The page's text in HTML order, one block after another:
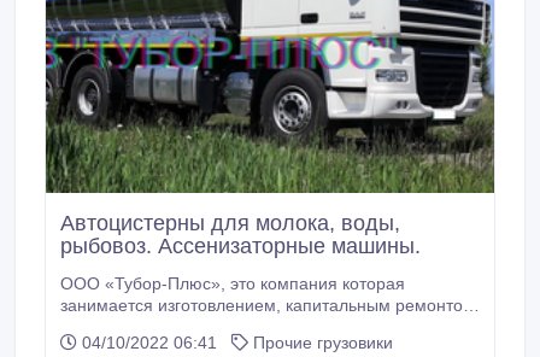
Автоцистерны для молока, воды,
рыбовоз. Ассенизаторные машины.
ООО «Тубор-Плюс», это компания которая
занимается изготовлением, капитальным ремонтом,
рыбовозы, ассенизаторные машины) и другой
04/10/2022 06:41
Прочие грузовики